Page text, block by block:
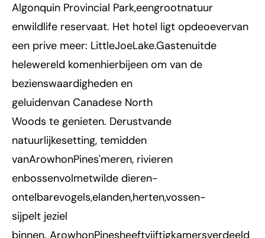
Algonquin Provincial Park,eengrootnatuur
enwildlife reservaat. Het hotel ligt opdeoevervan
een prive meer: LittleJoeLake.Gastenuitde
helewereld komenhierbijeen om van de
bezienswaardigheden en
geluidenvan Canadese North
Woods te genieten. Derustvande
natuurlijkesetting, temidden
vanArowhonPines'meren, rivieren
enbossenvolmetwilde dieren-
ontelbarevogels,elanden,herten,vossen-
sijpelt jeziel
binnen. ArowhonPinesheeftvijftigkamersverdeeld